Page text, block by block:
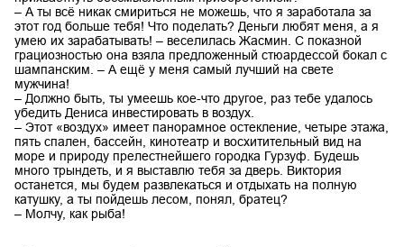
– А ты всё никак смириться не можешь, что я заработала за
этот год больше тебя! Что поделать? Деньги любят меня, а я
умею их зарабатывать! – веселилась Жасмин. С показной
грациозностью она взяла предложенный стюардессой бокал с
шампанским. – А ещё у меня самый лучший на свете
мужчина!
– Должно быть, ты умеешь кое-что другое, раз тебе удалось
убедить Дениса инвестировать в воздух.
– Этот «воздух» имеет панорамное остекление, четыре этажа,
пять спален, бассейн, кинотеатр и восхитительный вид на
море и природу прелестнейшего городка Гурзуф. Будешь
много трындеть, и я выставлю тебя за дверь. Виктория
останется, мы будем развлекаться и отдыхать на полную
катушку, а ты пойдешь лесом, понял, братец?
– Молчу, как рыба!